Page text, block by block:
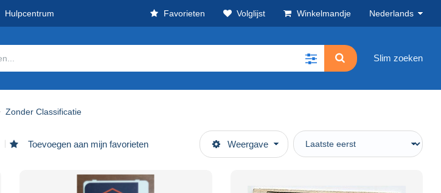
Hulpcentrum Favorieten Volglijst Winkelmandje Nederlands
Slim zoeken
Zonder Classificatie
Toevoegen aan mijn favorieten Weergave